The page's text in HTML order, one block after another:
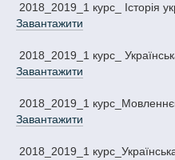
2018_2019_1 курс_ Історія
Завантажити
2018_2019_1 курс_
Завантажити
2018_2019_1
Завантажити
2018_2019_1